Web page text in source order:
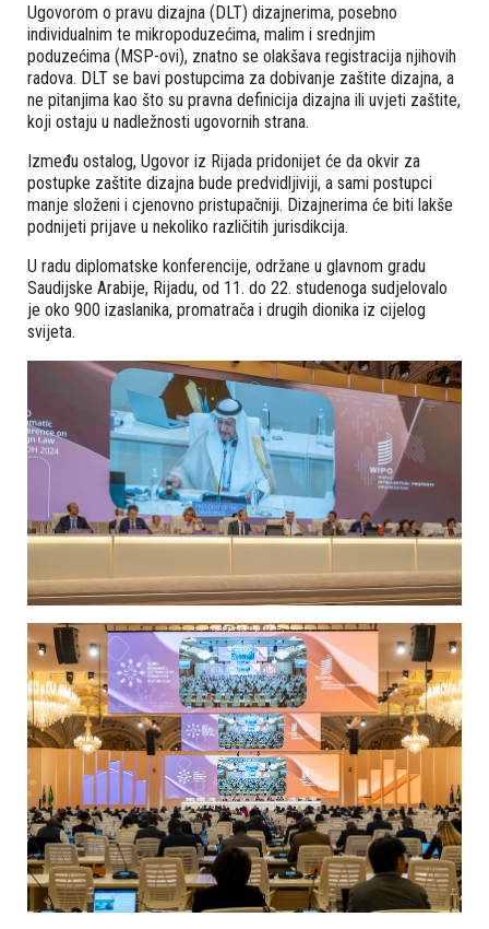
Ugovorom o pravu dizajna (DLT) dizajnerima, posebno
individualnim te mikropoduzećima, malim i srednjim
poduzećima (MSP-ovi), znatno se olakšava registracija njihovih
radova. DLT se bavi postupcima za dobivanje zaštite dizajna, a
ne pitanjima kao što su pravna definicija dizajna ili uvjeti zaštite,
koji ostaju u nadležnosti ugovornih strana.
Između ostalog, Ugovor iz Rijada pridonijet će da okvir za
postupke zaštite dizajna bude predvidljiviji, a sami postupci
manje složeni i cjenovno pristupačniji. Dizajnerima će biti lakše
podnijeti prijave u nekoliko različitih jurisdikcija.
U radu diplomatske konferencije, održane u glavnom gradu
Saudijske Arabije, Rijadu, od 11. do 22. studenoga sudjelovalo
je oko 900 izaslanika, promatrača i drugih dionika iz cijelog
svijeta.